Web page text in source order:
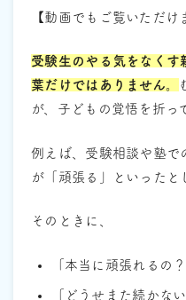
【動画でもご覧いただけ
受験生のやる気をなくす
葉だけではありません。
が、子どもの覚悟を折っ
例えば、受験相談や塾で
が「頑張る」といったと
そのときに、
「本当に頑張れるの？
「どうせまた続かな